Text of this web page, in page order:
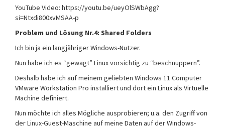
YouTube Video: https://youtu.be/ueyOlSWbAgg?
si=Ntxdi800xvMSAA-p
Problem und Lösung Nr.4: Shared Folders
Ich bin ja ein langjähriger Windows-Nutzer.
Nun habe ich es “gewagt” Linux vorsichtig zu “beschnuppern”.
Deshalb habe ich auf meinem geliebten Windows 11 Computer
VMware Workstation Pro installiert und dort ein Linux als Virtuelle
Machine definiert.
Nun möchte ich alles Mögliche ausprobieren; u.a. den Zugriff von
der Linux-Guest-Maschine auf meine Daten auf der Windows-